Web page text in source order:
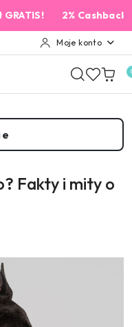
2% Cashback na
Moje konto
Fakty i mity o